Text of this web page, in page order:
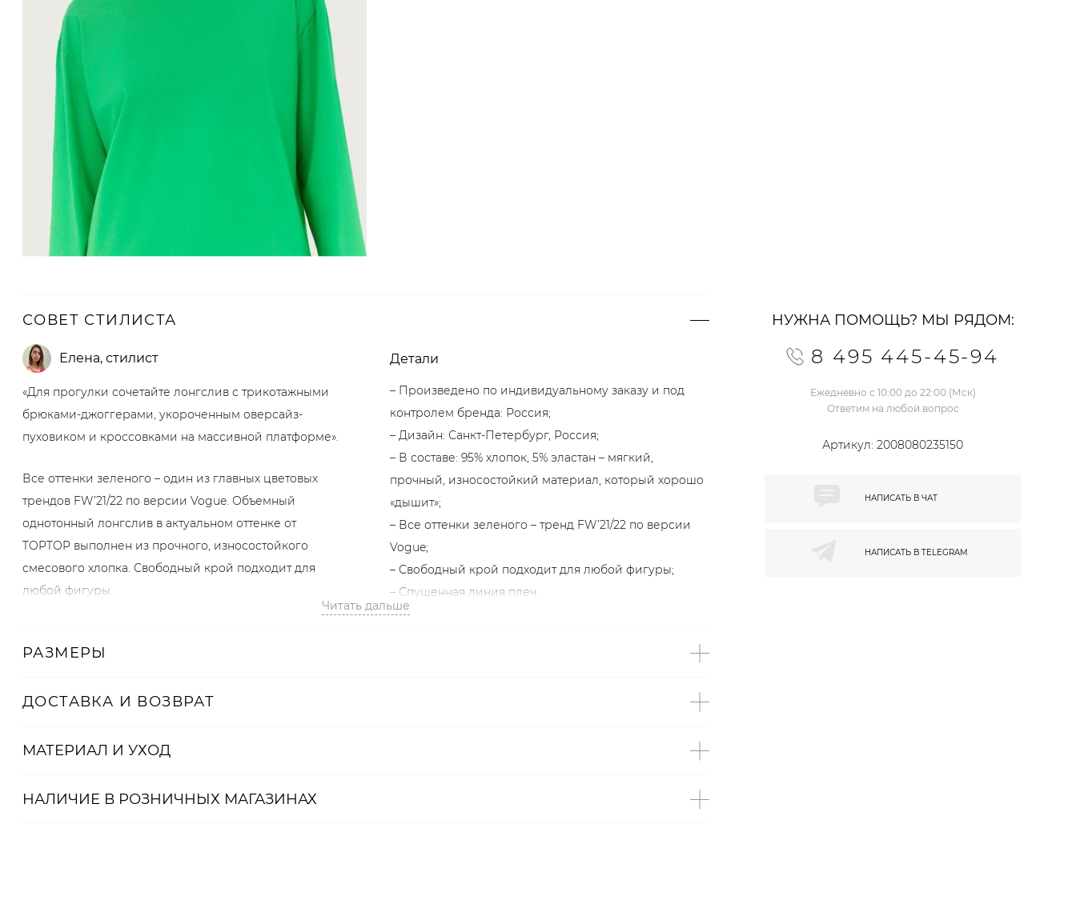
СОВЕТ СТИЛИСТА
Елена, стилист
«Для прогулки сочетайте лонгслив с трикотажными
брюками-джоггерами, укороченным оверсайз-
пуховиком и кроссовками на массивной платформе».
Все оттенки зеленого – один из главных цветовых
трендов FW’21/22 по версии Vogue. Объемный
однотонный лонгслив в актуальном оттенке от
TOPTOP выполнен из прочного, износостойкого
смесового хлопка. Свободный крой подходит для
любой фигуры.
2008080235150
Детали
– Произведено по индивидуальному заказу и под
контролем бренда: Россия;
– Дизайн: Санкт-Петербург, Россия;
– В составе: 95% хлопок, 5% эластан – мягкий,
прочный, износостойкий материал, который хорошо
«дышит»;
– Все оттенки зеленого – тренд FW’21/22 по версии
Vogue;
– Свободный крой подходит для любой фигуры;
– Спущенная линия плеч.
На Сабине размер One size, параметры 82/63/90, рост
Читать дальше
РАЗМЕРЫ
ДОСТАВКА И ВОЗВРАТ
МАТЕРИАЛ И УХОД
НАЛИЧИЕ В РОЗНИЧНЫХ МАГАЗИНАХ
НУЖНА ПОМОЩЬ? МЫ РЯДОМ:
8 495 445-45-94
Ежедневно с 10:00 до 22:00 (Мск)
Ответим на любой вопрос
Артикул:2008080235150
НАПИСАТЬ В ЧАТ
НАПИСАТЬ В TELEGRAM